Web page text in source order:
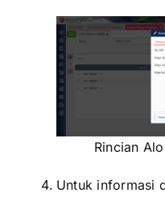
Rincian
Untuk informasi